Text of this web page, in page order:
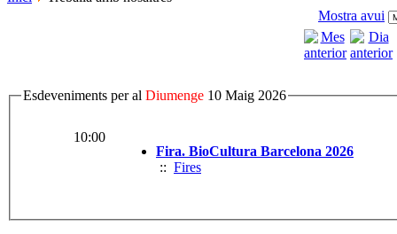
Mostra avui
Esdeveniments per al Diumenge 10 Maig 2026
10:00
Fira. BioCultura Barcelona 2026
:: Fires